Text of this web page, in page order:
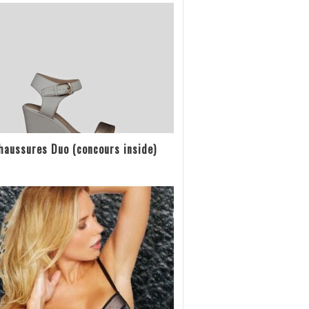
Duo (concours inside)